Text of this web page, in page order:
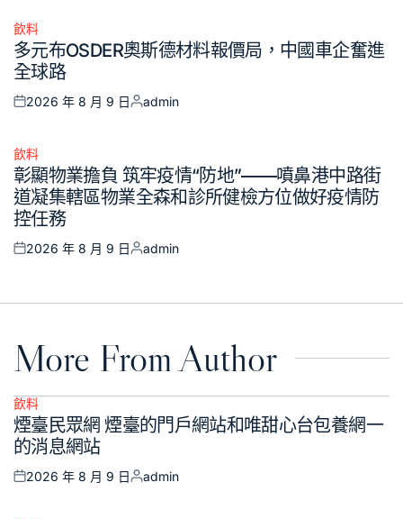
Posted
in
飲料
多元布OSDER奧斯德材料報價局，中國車企奮進
全球路
Posted
2026 年 8 月 9 日
Posted
admin
Posted
in
飲料
彰顯物業擔負 筑牢疫情“防地”——噴鼻港中路街
道凝集轄區物業全森和診所健檢方位做好疫情防
控任務
Posted
2026 年 8 月 9 日
Posted
admin
More From Author
Posted
in
飲料
煙臺民眾網 煙臺的門戶網站和唯甜心台包養網一
的消息網站
Posted
2026 年 8 月 9 日
Posted
admin